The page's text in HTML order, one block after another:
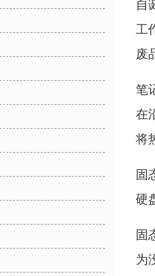
自
工
废
笔
在
将
固
硬
固
为